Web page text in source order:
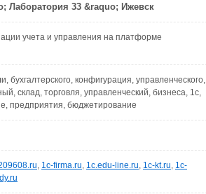
Лаборатория 33 &raquo; Ижевск
учета и управления на платформе
бухгалтерского, конфигурация, управленческого,
склад, торговля, управленческий, бизнеса, 1с,
предприятия, бюджетирование
, 1c-firma.ru, 1c.edu-line.ru, 1c-kt.ru, 1c-